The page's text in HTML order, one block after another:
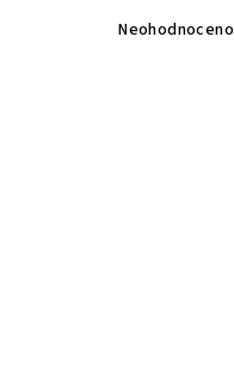
Průměrné
Neohodnoceno